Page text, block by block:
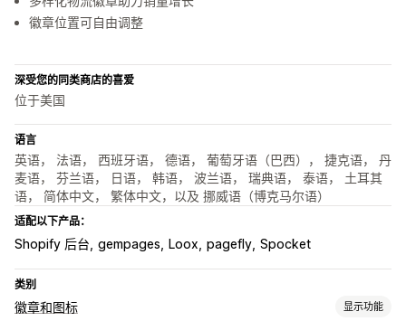
徽章位置可自由调整
深受您的同类商店的喜爱
位于美国
语言
英语， 法语， 西班牙语， 德语， 葡萄牙语（巴西）， 捷克语， 丹
麦语， 芬兰语， 日语， 韩语， 波兰语， 瑞典语， 泰语， 土耳其
语， 简体中文， 繁体中文，以及 挪威语（博克马尔语）
适配以下产品：
Shopify 后台 gempages Loox pagefly Spocket
类别
徽章和图标 显示功能